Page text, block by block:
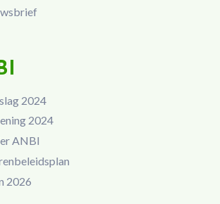
2024
2024
ANBI
2026